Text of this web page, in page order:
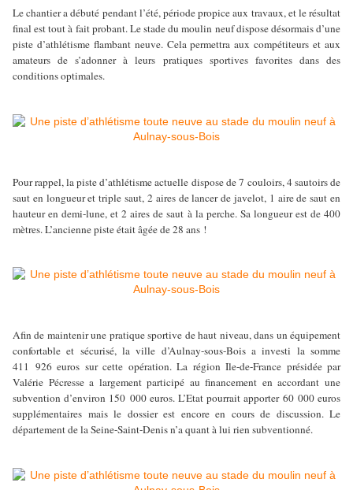
Le chantier a débuté pendant l’été, période propice aux travaux, et le résultat
final est tout à fait probant. Le stade du moulin neuf dispose désormais d’une
piste d’athlétisme flambant neuve. Cela permettra aux compétiteurs et aux
amateurs de s’adonner à leurs pratiques sportives favorites dans des
conditions optimales.
Pour rappel, la piste d’athlétisme actuelle dispose de 7 couloirs, 4 sautoirs de
saut en longueur et triple saut, 2 aires de lancer de javelot, 1 aire de saut en
hauteur en demi-lune, et 2 aires de saut à la perche. Sa longueur est de 400
mètres. L’ancienne piste était âgée de 28 ans !
Afin de maintenir une pratique sportive de haut niveau, dans un équipement
confortable et sécurisé, la ville d’Aulnay-sous-Bois a investi la somme
411 926 euros sur cette opération. La région Ile-de-France présidée par
Valérie Pécresse a largement participé au financement en accordant une
subvention d’environ 150 000 euros. L’Etat pourrait apporter 60 000 euros
supplémentaires mais le dossier est encore en cours de discussion. Le
département de la Seine-Saint-Denis n’a quant à lui rien subventionné.